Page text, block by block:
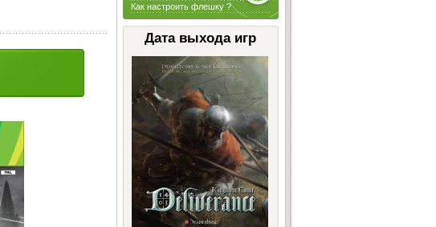
Как настроить флешку ?
Дата выхода игр